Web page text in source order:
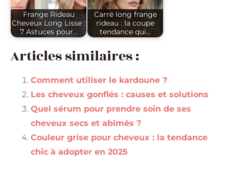
Frange Rideau
Cheveux Long Lisse :
7 Astuces pour…
Carré long frange
rideau : la coupe
tendance qui…
Articles similaires :
Comment utiliser le kardoune ?
Les cheveux gonflés : causes et solutions
Quel sérum pour prendre soin de ses
cheveux secs et abîmés ?
Couleur grise pour cheveux : la tendance
chic à adopter en 2025